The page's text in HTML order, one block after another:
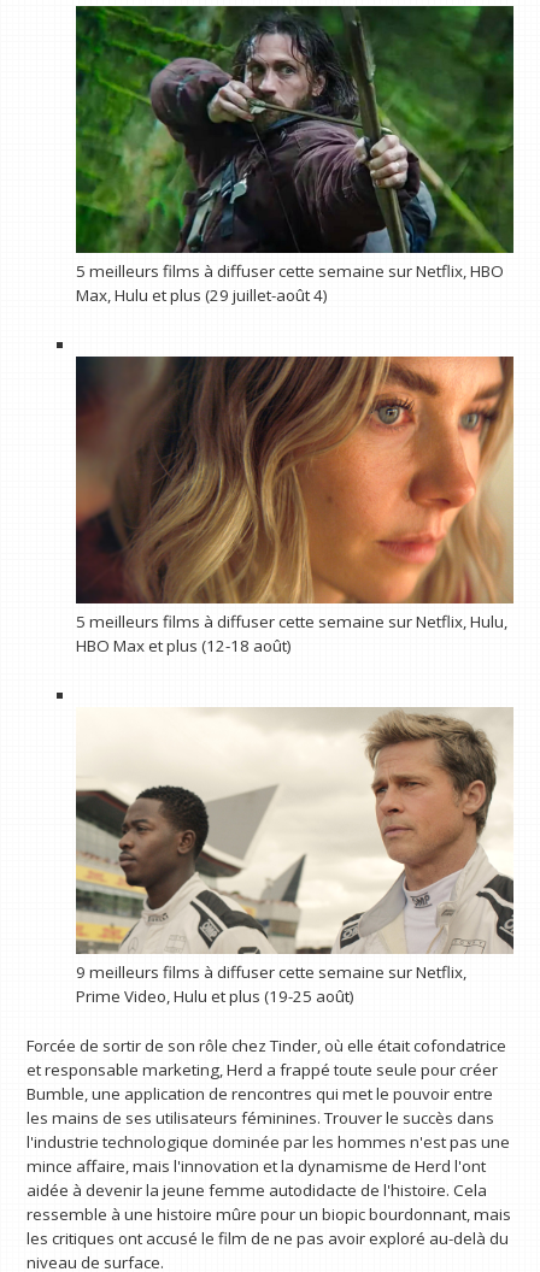
5 meilleurs films à diffuser cette semaine sur Netflix, HBO
Max, Hulu et plus (29 juillet-août 4)
5 meilleurs films à diffuser cette semaine sur Netflix, Hulu,
HBO Max et plus (12-18 août)
9 meilleurs films à diffuser cette semaine sur Netflix,
Prime Video, Hulu et plus (19-25 août)
Forcée de sortir de son rôle chez Tinder, où elle était cofondatrice
et responsable marketing, Herd a frappé toute seule pour créer
Bumble, une application de rencontres qui met le pouvoir entre
les mains de ses utilisateurs féminines. Trouver le succès dans
l'industrie technologique dominée par les hommes n'est pas une
mince affaire, mais l'innovation et la dynamisme de Herd l'ont
aidée à devenir la jeune femme autodidacte de l'histoire. Cela
ressemble à une histoire mûre pour un biopic bourdonnant, mais
les critiques ont accusé le film de ne pas avoir exploré au-delà du
niveau de surface.